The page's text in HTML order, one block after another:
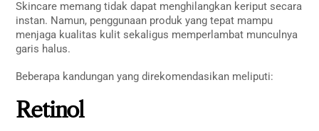
Skincare memang tidak dapat menghilangkan keriput secara
instan. Namun, penggunaan produk yang tepat mampu
menjaga kualitas kulit sekaligus memperlambat munculnya
garis halus.
Beberapa kandungan yang direkomendasikan meliputi:
Retinol